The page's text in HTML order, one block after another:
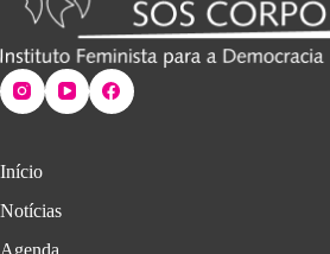
Início
Notícias
Agenda